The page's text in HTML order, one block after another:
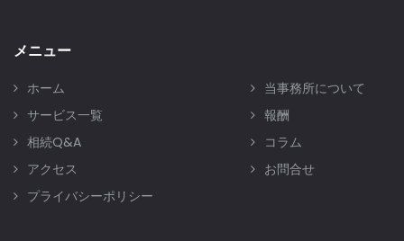
メニュー
ホーム
当事務所について
サービス一覧
報酬
相続Q&A
コラム
アクセス
お問合せ
プライバシーポリシー